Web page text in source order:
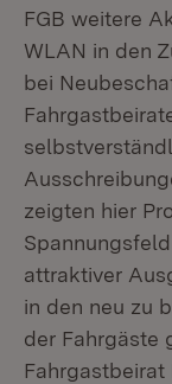
FGB weitere
WLAN in den
bei
zeigten hier
attraktiver
in den neu zu
der Fahrgäste